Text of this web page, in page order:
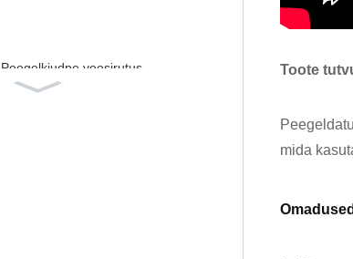
Peegelkiudne veesirutus
Toote
mida